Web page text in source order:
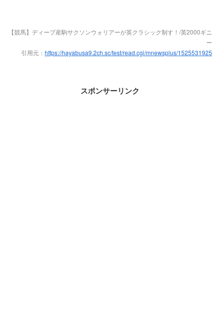
【競馬】ディープ産駒サクソンウォリアーが英クラシック制す！/英2000ギニ
ー
引用元： https://hayabusa9.2ch.sc/test/read.cgi/mnewsplus/1525531925
スポンサーリンク